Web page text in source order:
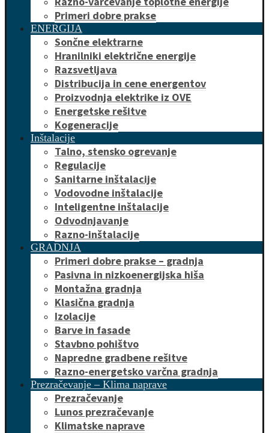
Primeri dobre prakse
ENERGIJA
Sončne elektrarne
Hranilniki električne energije
Razsvetljava
Distribucija in cene energentov
Proizvodnja elektrike iz OVE
Energetske rešitve
Kogeneracije
Inštalacije
Talno, stensko ogrevanje
Regulacije
Sanitarne inštalacije
Vodovodne inštalacije
Inteligentne inštalacije
Odvodnjavanje
Razno-inštalacije
GRADNJA
Primeri dobre prakse – gradnja
Pasivna in nizkoenergijska hiša
Montažna gradnja
Klasična gradnja
Izolacije
Barve in fasade
Stavbno pohištvo
Napredne gradbene rešitve
Razno-energetsko varčna gradnja
Prezračevanje – Klima naprave
Prezračevanje
Lunos prezračevanje
Klimatske naprave